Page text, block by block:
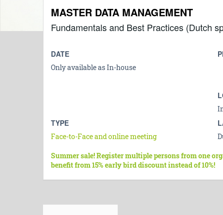
MASTER DATA MANAGEMENT
Fundamentals and Best Practices (Dutch
DATE
Only available as In-house
TYPE
Face-to-Face and online meeting
Summer sale! Register multiple persons from one
benefit from 15% early bird discount instead of 10%!